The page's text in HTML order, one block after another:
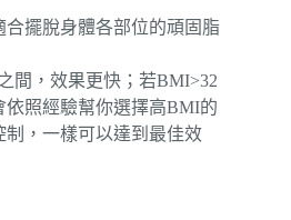
擺脫身體各部位的頑固脂
間，效果更快；若BMI>32
照經驗幫你選擇高BMI的
，一樣可以達到最佳效